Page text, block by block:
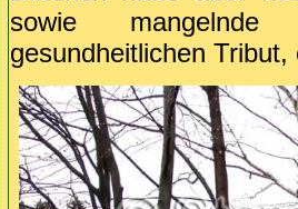
sowie mangelnde
gesundheitlichen